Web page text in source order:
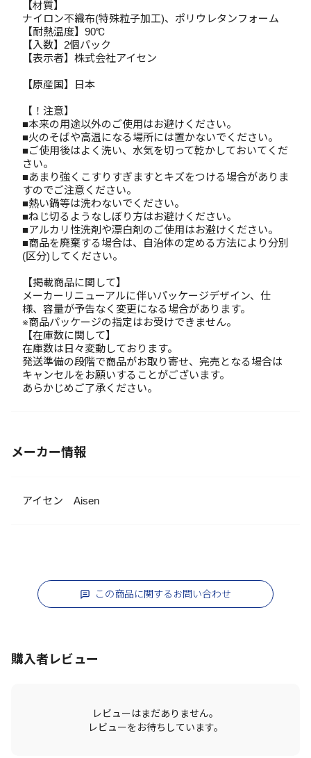
【材質】
ナイロン不織布(特殊粒子加工)、ポリウレタンフォーム
【耐熱温度】90℃
【入数】2個パック
【表示者】株式会社アイセン
【原産国】日本
【！注意】
■本来の用途以外のご使用はお避けください。
■火のそばや高温になる場所には置かないでください。
■ご使用後はよく洗い、水気を切って乾かしておいてくだ
さい。
■あまり強くこすりすぎますとキズをつける場合がありま
すのでご注意ください。
■熱い鍋等は洗わないでください。
■ねじ切るようなしぼり方はお避けください。
■アルカリ性洗剤や漂白剤のご使用はお避けください。
■商品を廃棄する場合は、自治体の定める方法により分別
(区分)してください。
【掲載商品に関して】
メーカーリニューアルに伴いパッケージデザイン、仕
様、容量が予告なく変更になる場合があります。
※商品パッケージの指定はお受けできません。
【在庫数に関して】
在庫数は日々変動しております。
発送準備の段階で商品がお取り寄せ、完売となる場合は
キャンセルをお願いすることがございます。
あらかじめご了承ください。
メーカー情報
アイセン Aisen
この商品に関するお問い合わせ
購入者レビュー
レビューはまだありません。
レビューをお待ちしています。